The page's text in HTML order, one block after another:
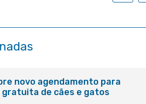
novo agendamento para
de cães e gatos